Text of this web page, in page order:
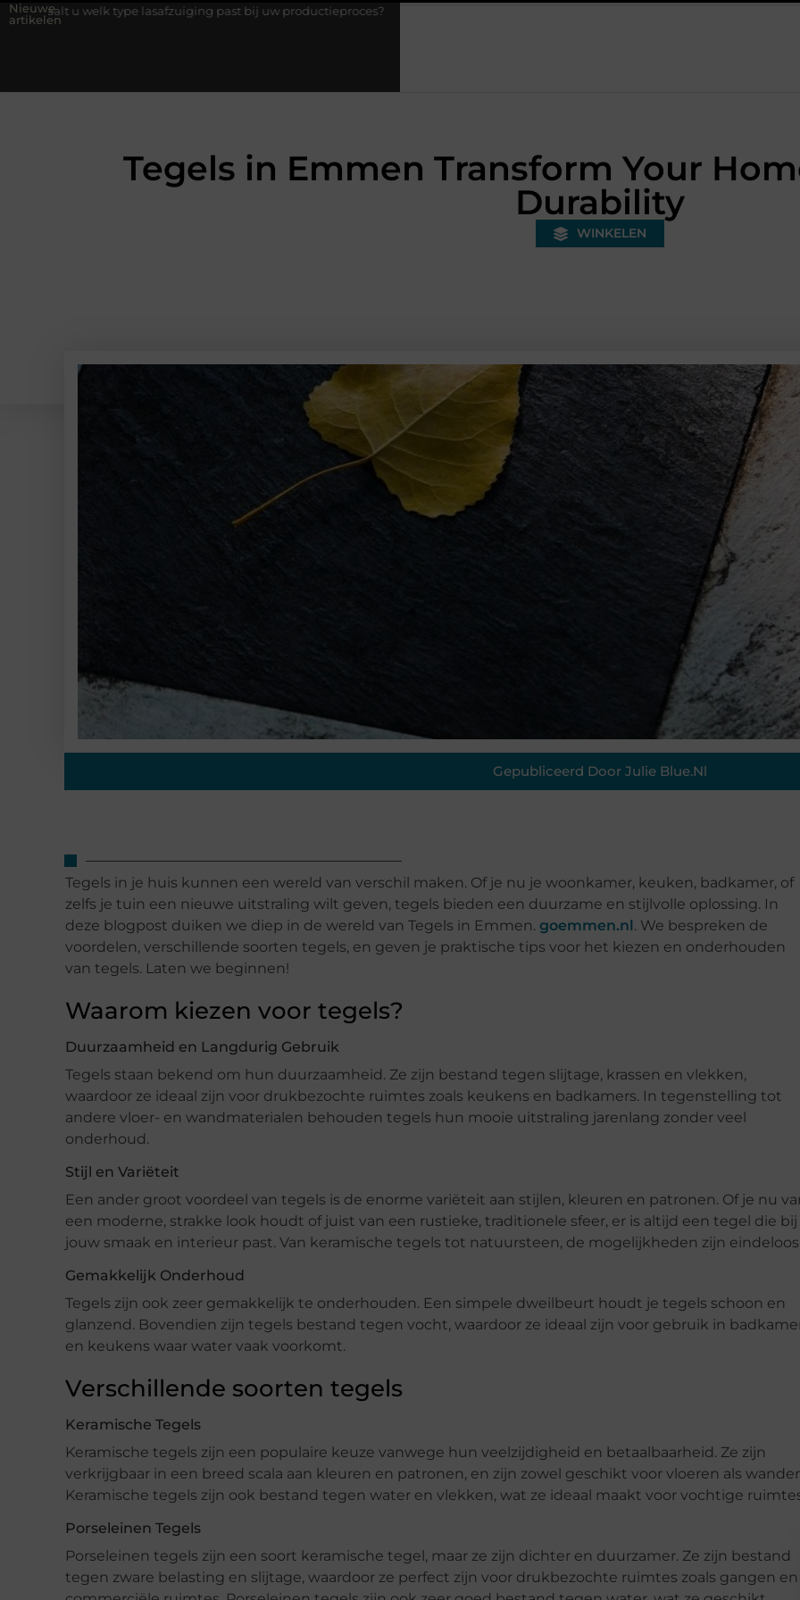
Nieuwe
artikelen
type lasafzuiging past bij uw productieproces? Wat is een bonded warehouse in Nederland en waarom wordt het steeds
Tegels in Emmen Transform Your
Durability
WINKELEN
Gepubliceerd Door Julie Blue.nl
Tegels in je huis kunnen een wereld van verschil maken. Of je nu je woonkamer, keuken, badkamer, of
zelfs je tuin een nieuwe uitstraling wilt geven, tegels bieden een duurzame en stijlvolle oplossing. In
deze blogpost duiken we diep in de wereld van Tegels in Emmen. goemmen.nl . We bespreken de
voordelen, verschillende soorten tegels, en geven je praktische tips voor het kiezen en onderhouden
van tegels. Laten we beginnen!
Waarom kiezen voor tegels?
Duurzaamheid en Langdurig Gebruik
Tegels staan bekend om hun duurzaamheid. Ze zijn bestand tegen slijtage, krassen en vlekken,
waardoor ze ideaal zijn voor drukbezochte ruimtes zoals keukens en badkamers. In tegenstelling tot
andere vloer- en wandmaterialen behouden tegels hun mooie uitstraling jarenlang zonder veel
onderhoud.
Stijl en Variëteit
Een ander groot voordeel van tegels is de enorme variëteit aan stijlen, kleuren en patronen. Of je nu
een moderne, strakke look houdt of juist van een rustieke, traditionele sfeer, er is altijd een tegel die bij
jouw smaak en interieur past. Van keramische tegels tot natuursteen, de mogelijkheden zijn
Gemakkelijk Onderhoud
Tegels zijn ook zeer gemakkelijk te onderhouden. Een simpele dweilbeurt houdt je tegels schoon en
glanzend. Bovendien zijn tegels bestand tegen vocht, waardoor ze ideaal zijn voor gebruik in
en keukens waar water vaak voorkomt.
Verschillende soorten tegels
Keramische Tegels
Keramische tegels zijn een populaire keuze vanwege hun veelzijdigheid en betaalbaarheid. Ze zijn
verkrijgbaar in een breed scala aan kleuren en patronen, en zijn zowel geschikt voor vloeren als
Keramische tegels zijn ook bestand tegen water en vlekken, wat ze ideaal maakt voor vochtige
Porseleinen Tegels
Porseleinen tegels zijn een soort keramische tegel, maar ze zijn dichter en duurzamer. Ze zijn bestand
tegen zware belasting en slijtage, waardoor ze perfect zijn voor drukbezochte ruimtes zoals gangen en